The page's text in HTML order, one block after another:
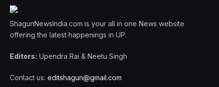
ShagunNewsIndia.com is your all in one News website
offering the latest happenings in UP.
Editors: Upendra Rai & Neetu Singh
Contact us: editshagun@gmail.com